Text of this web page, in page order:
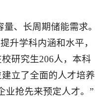
、长周期储能需求。
升学科内涵和水平，
研究生206人，本科
立了全面的人才培养
业抢先来预定人才。”